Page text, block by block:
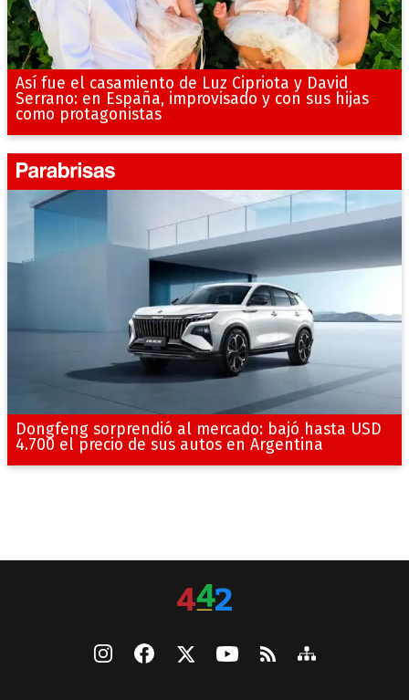
Así fue el casamiento de Luz Cipriota y David
Serrano: en España, improvisado y con sus hijas
como protagonistas
Dongfeng sorprendió al mercado: bajó hasta USD
4.700 el precio de sus autos en Argentina